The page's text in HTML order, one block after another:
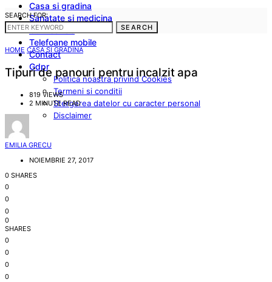
Casa si gradina
Sanatate si medicina
Cum sa fac
Telefoane mobile
Contact
Gdpr
Politica noastra privind Cookies
Termeni si conditii
Stergerea datelor cu caracter personal
Disclaimer
SEARCH FOR:
SEARCH
HOME CASA SI GRADINA
Tipuri de panouri pentru incalzit apa
819 VIEWS
2 MINUTE READ
EMILIA GRECU
NOIEMBRIE 27, 2017
0 SHARES
0
0
0
0
SHARES
0
0
0
0